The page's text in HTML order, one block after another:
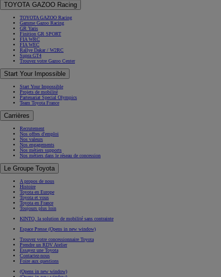
TOYOTA GAZOO Racing
TOYOTA GAZOO Racing
Gamme Gazoo Racing
GR Yaris
Finition GR SPORT
FIA WRC
FIA WEC
Rallye Dakar / W2RC
Supra GT4
Trouvez votre Gazoo Center
Start Your Impossible
Start Your Impossible
Projets de mobilité
Partenariat Special Olympics
Team Toyota France
Carrières
Recrutement
Nos offres d'emploi
Nos valeurs
Nos engagements
Nos métiers supports
Nos métiers dans le réseau de concession
Le Groupe Toyota
A propos de nous
Histoire
Toyota en Europe
Toyota et vous
Toyota en France
Toujours plus loin
KINTO, la solution de mobilité sans contrainte
Espace Presse (Opens in new window)
Trouvez votre concessionnaire Toyota
Prendre un RDV Atelier
Essayez une Toyota
Contactez-nous
Foire aux questions
(Opens in new window)